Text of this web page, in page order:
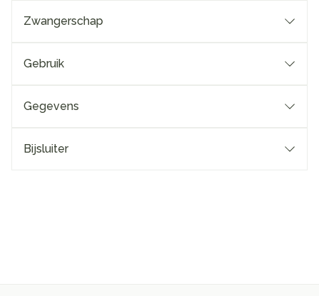
Zwangerschap
Gebruik
Gegevens
Bijsluiter